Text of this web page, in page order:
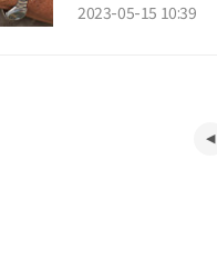
2023-05-15 10:39